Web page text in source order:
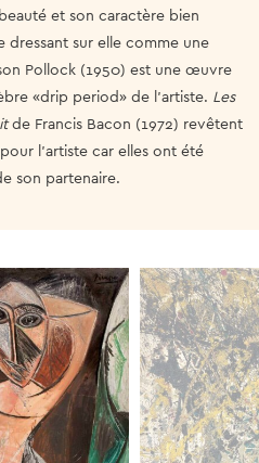
et son caractère bien
dressant sur elle comme une
Pollock (1950) est une œuvre
«drip period» de l’artiste. Les
de Francis Bacon (1972) revêtent
l’artiste car elles ont été
son partenaire.